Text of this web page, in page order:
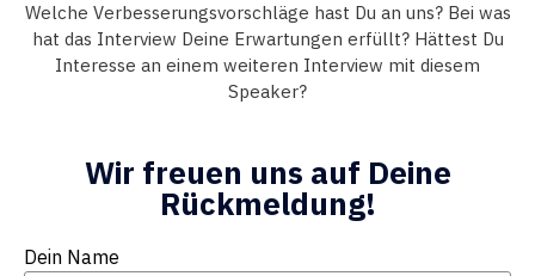
Welche Verbesserungsvorschläge hast Du an uns? Bei was
hat das Interview Deine Erwartungen erfüllt? Hättest Du
Interesse an einem weiteren Interview mit diesem
Speaker?
Wir freuen uns auf Deine
Rückmeldung!
Dein Name